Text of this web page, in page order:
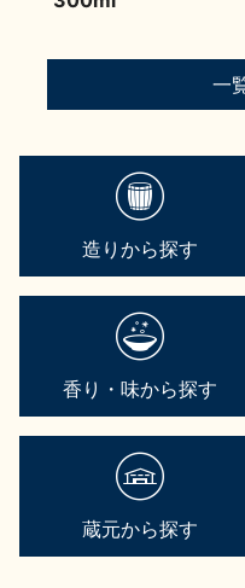
一
造りから探す
香り・味から探す
蔵元から探す